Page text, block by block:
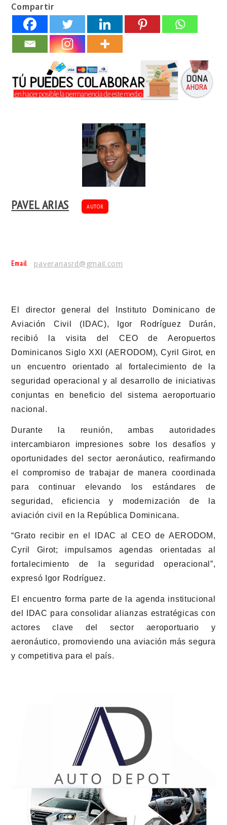
Compartir
PAVEL ARIAS AUTOR
Email paverariasrd@gmail.com
El director general del Instituto Dominicano de
Aviación Civil (IDAC), Igor Rodríguez Durán,
recibió la visita del CEO de Aeropuertos
Dominicanos Siglo XXI (AERODOM), Cyril Girot, en
un encuentro orientado al fortalecimiento de la
seguridad operacional y al desarrollo de iniciativas
conjuntas en beneficio del sistema aeroportuario
nacional.
Durante la reunión, ambas autoridades
intercambiaron impresiones sobre los desafíos y
oportunidades del sector aeronáutico, reafirmando
el compromiso de trabajar de manera coordinada
para continuar elevando los estándares de
seguridad, eficiencia y modernización de la
aviación civil en la República Dominicana.
“Grato recibir en el IDAC al CEO de AERODOM,
Cyril Girot; impulsamos agendas orientadas al
fortalecimiento de la seguridad operacional”,
expresó Igor Rodríguez.
El encuentro forma parte de la agenda institucional
del IDAC para consolidar alianzas estratégicas con
actores clave del sector aeroportuario y
aeronáutico, promoviendo una aviación más segura
y competitiva para el país.